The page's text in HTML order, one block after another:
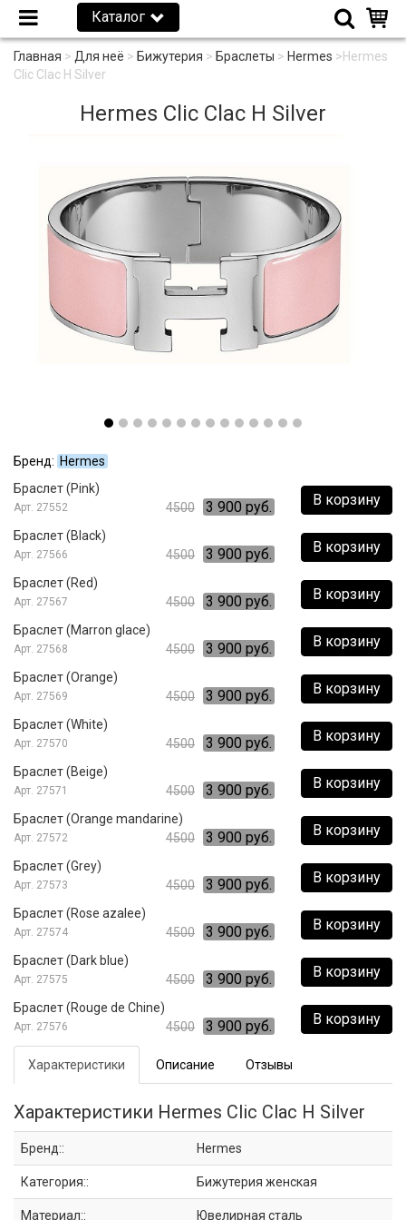
Каталог
Главная > Для неё > Бижутерия > Браслеты > Hermes >Hermes
Clic Clac H Silver
Hermes Clic Clac H Silver
Бренд: Hermes
В корзину
Браслет (Pink)
27552 4500 3 900 руб.
В корзину
Браслет (Black)
27566 4500 3 900 руб.
В корзину
Браслет (Red)
27567 4500 3 900 руб.
В корзину
Браслет (Marron glace)
27568 4500 3 900 руб.
В корзину
Браслет (Orange)
27569 4500 3 900 руб.
В корзину
Браслет (White)
27570 4500 3 900 руб.
В корзину
Браслет (Beige)
27571 4500 3 900 руб.
В корзину
Браслет (Orange mandarine)
27572 4500 3 900 руб.
В корзину
Браслет (Grey)
27573 4500 3 900 руб.
В корзину
Браслет (Rose azalee)
27574 4500 3 900 руб.
В корзину
Браслет (Dark blue)
27575 4500 3 900 руб.
В корзину
Браслет (Rouge de Chine)
27576 4500 3 900 руб.
Характеристики Описание Отзывы
Характеристики Hermes Clic Clac H Silver
Бренд:: Hermes
Категория:: Бижутерия женская
Материал:: Ювелирная сталь